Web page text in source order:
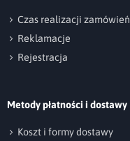
Wyślij opinię
Czas realizacji zamówień
Reklamacje
Rejestracja
Metody płatności i dostawy
Koszt i formy dostawy